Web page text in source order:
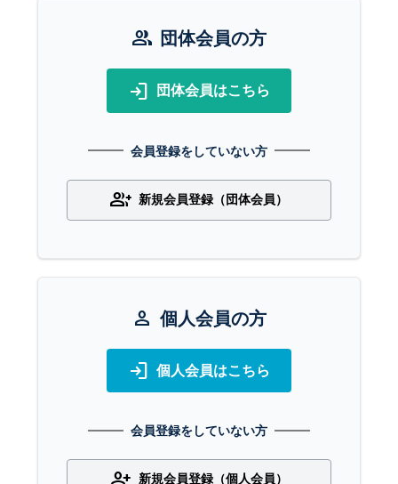
group 団体会員の方
login 団体会員はこちら
会員登録をしていない方
group_add 新規会員登録（団体会員）
person 個人会員の方
login 個人会員はこちら
会員登録をしていない方
新規会員登録（個人会員）